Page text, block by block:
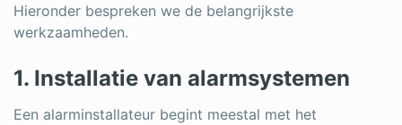
Hieronder bespreken we de belangrijkste
werkzaamheden.
1. Installatie van alarmsystemen
Een alarminstallateur begint meestal met het